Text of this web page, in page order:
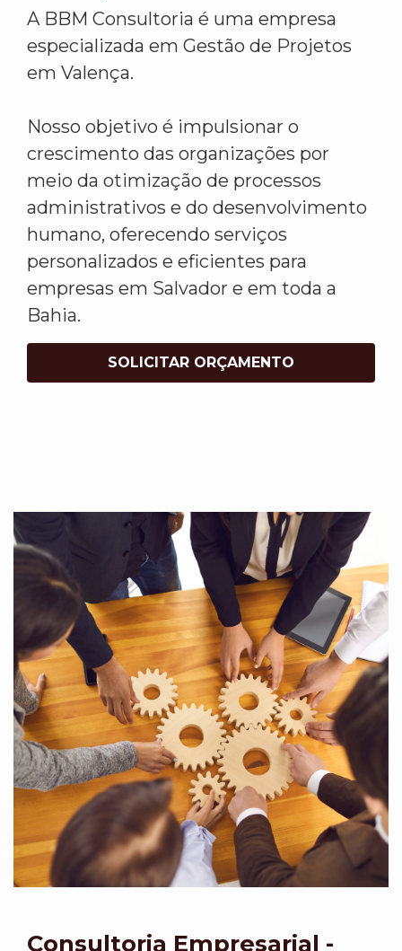
A BBM Consultoria é uma empresa
especializada em Gestão de Projetos
em Valença.
Nosso objetivo é impulsionar o
crescimento das organizações por
meio da otimização de processos
administrativos e do desenvolvimento
humano, oferecendo serviços
personalizados e eficientes para
empresas em Salvador e em toda a
Bahia.
SOLICITAR ORÇAMENTO
Consultoria Empresarial -